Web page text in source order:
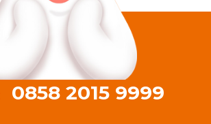
0858 2015 9999